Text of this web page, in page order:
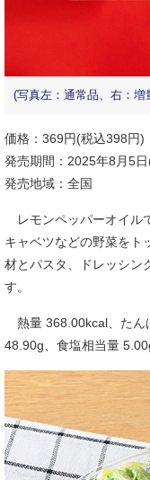
(写真左：通常品、右：増
価格：369円(税込398円)
発売期間：2025年8月5
発売地域：全国
レモンペッパーオイル
キャベツなどの野菜をト
材とパスタ、ドレッシン
す。
熱量 368.00kcal、たん
48.90g、食塩相当量